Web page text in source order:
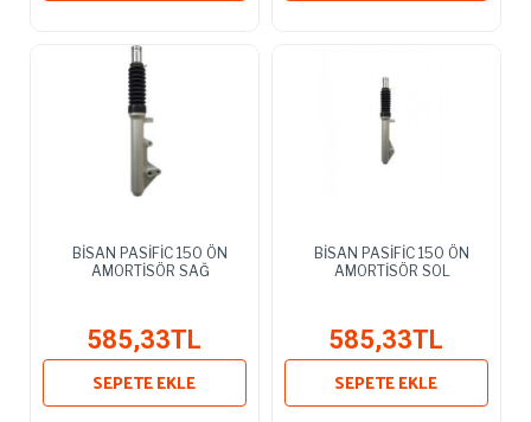
BİSAN PASİFİC 150 ÖN
AMORTİSÖR SAĞ
585,33TL
SEPETE EKLE
BİSAN PASİFİC 150 ÖN
AMORTİSÖR SOL
585,33TL
SEPETE EKLE